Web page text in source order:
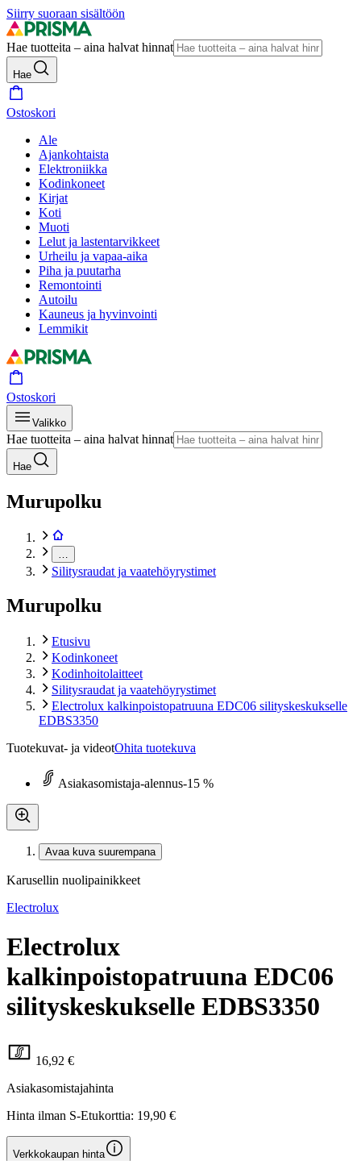
Siirry suoraan sisältöön
Hae tuotteita – aina halvat hinnat
Hae
Ostoskori
Ale
Ajankohtaista
Elektroniikka
Kodinkoneet
Kirjat
Koti
Muoti
Lelut ja lastentarvikkeet
Urheilu ja vapaa-aika
Piha ja puutarha
Remontointi
Autoilu
Kauneus ja hyvinvointi
Lemmikit
Ostoskori
Valikko
Hae tuotteita – aina halvat hinnat
Hae
Murupolku
Silitysraudat ja vaatehöyrystimet
Murupolku
Etusivu
Kodinkoneet
Kodinhoitolaitteet
Silitysraudat ja vaatehöyrystimet
Electrolux kalkinpoistopatruuna EDC06 silityskeskukselle
EDBS3350
Tuotekuvat- ja videotOhita tuotekuva
Asiakasomistaja-alennus-15 %
Avaa kuva suurempana
Karusellin nuolipainikkeet
Electrolux
Electrolux
kalkinpoistopatruuna EDC06
silityskeskukselle EDBS3350
16,92 €
Asiakasomistajahinta
Hinta ilman S-Etukorttia: 19,90 €
Verkkokaupan hinta